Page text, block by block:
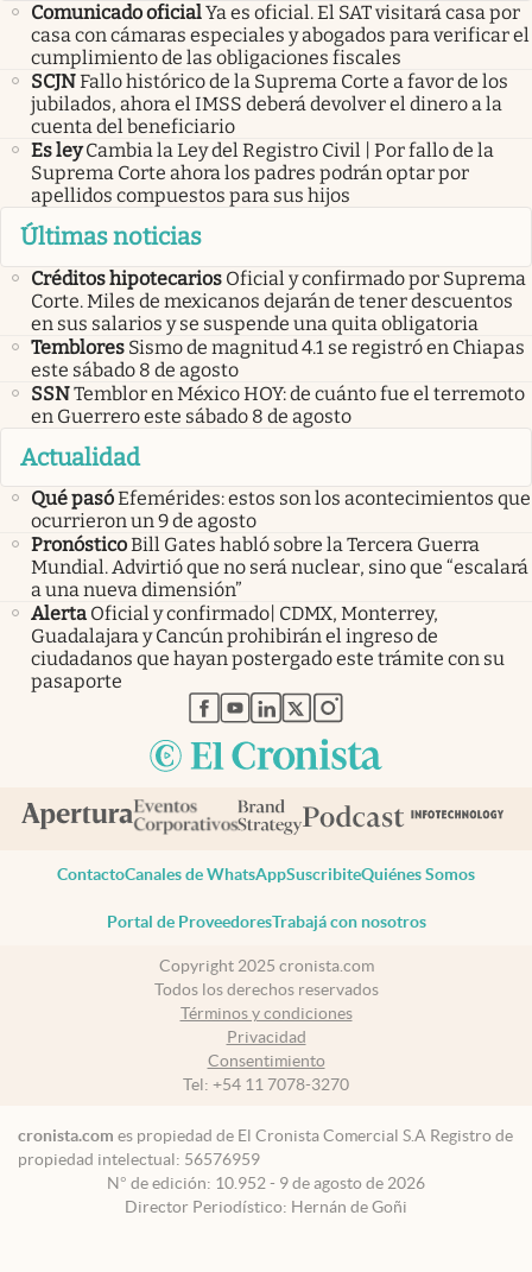
Comunicado oficialYa es oficial. El SAT visitará casa por
casa con cámaras especiales y abogados para verificar el
cumplimiento de las obligaciones fiscales
SCJNFallo histórico de la Suprema Corte a favor de los
jubilados, ahora el IMSS deberá devolver el dinero a la
cuenta del beneficiario
Es ley Cambia la Ley del Registro Civil | Por fallo de la
Suprema Corte ahora los padres podrán optar por
apellidos compuestos para sus hijos
Últimas noticias
Créditos hipotecarios Oficial y confirmado por Suprema
Corte. Miles de mexicanos dejarán de tener descuentos
en sus salarios y se suspende una quita obligatoria
Temblores Sismo de magnitud 4.1 se registró en Chiapas
este sábado 8 de agosto
SSNTemblor en México HOY: de cuánto fue el terremoto
en Guerrero este sábado 8 de agosto
Actualidad
Qué pasóEfemérides: estos son los acontecimientos que
ocurrieron un 9 de agosto
PronósticoBill Gates habló sobre la Tercera Guerra
Mundial. Advirtió que no será nuclear, sino que “escalará
a una nueva dimensión”
Alerta Oficial y confirmado| CDMX, Monterrey,
Guadalajara y Cancún prohibirán el ingreso de
ciudadanos que hayan postergado este trámite con su
pasaporte
abre en nueva pestaña
abre en nueva pestaña
abre en nueva pestaña
abre en nueva pestaña
abre en nueva pestaña
ContactoCanales de WhatsAppSuscribiteQuiénes Somos
Portal de ProveedoresTrabajá con nosotros
Copyright 2025 cronista.com
Todos los derechos reservados
Términos y condiciones
Privacidad
Consentimiento
Tel: +54 11 7078-3270
cronista.com es propiedad de El Cronista Comercial S.A Registro de
propiedad intelectual: 56576959
N° de edición: 10.952 - 9 de agosto de 2026
Director Periodístico: Hernán de Goñi